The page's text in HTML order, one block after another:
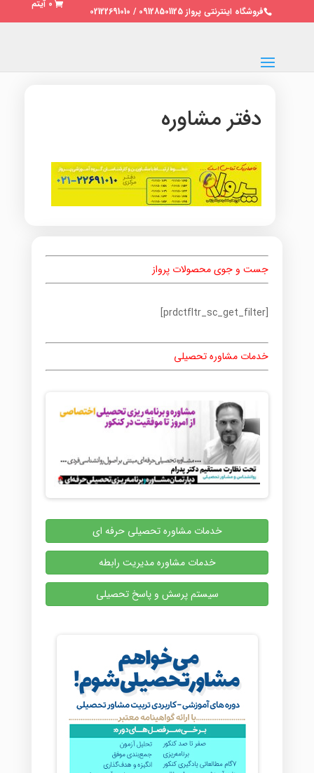
فروشگاه اینترنتی پرواز 09128501125 / 02122691010
0 آیتم
دفتر مشاوره
جست و جوی محصولات پرواز
[prdctfltr_sc_get_filter]
خدمات مشاوره تحصیلی
خدمات مشاوره تحصیلی حرفه ای
خدمات مشاوره مدیریت رابطه
سیستم پرسش و پاسخ تحصیلی